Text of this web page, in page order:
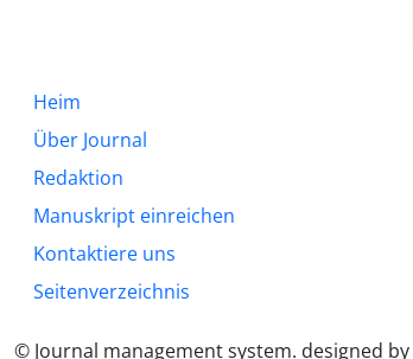
Heim
Über Journal
Redaktion
Manuskript einreichen
Kontaktiere uns
Seitenverzeichnis
© Journal management system. designed by